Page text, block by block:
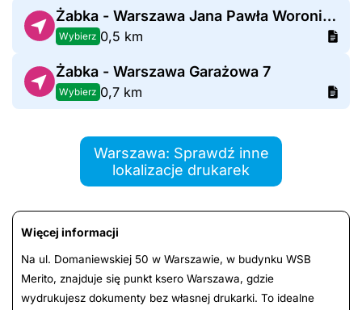
Żabka - Warszawa Jana Pawła Woronicza 31
Wybierz 0,5 km
Żabka - Warszawa Garażowa 7
Wybierz 0,7 km
Warszawa: Sprawdź inne
lokalizacje drukarek
Więcej informacji
Na ul. Domaniewskiej 50 w Warszawie, w budynku WSB
Merito, znajduje się punkt ksero Warszawa, gdzie
wydrukujesz dokumenty bez własnej drukarki. To idealne